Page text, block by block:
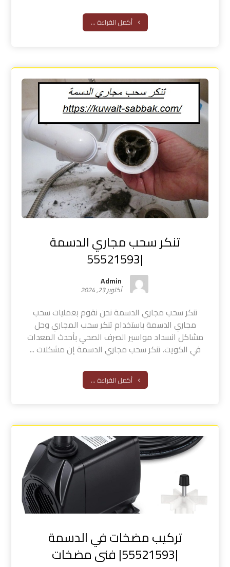
أكمل القراءة ...
تنكر سحب مجاري الدسمة
|55521593
Admin
أكتوبر 23, 2024
تنكر سحب مجاري الدسمة نحن نقوم بعمليات سحب
مجاري الدسمة باستخدام تنكر سحب المجاري وحل
مشاكل انسداد مواسير الصرف الصحي بأحدث المعدات
في الكويت. تنكر سحب مجاري الدسمة إن مشكلات ...
أكمل القراءة ...
تركيب مضخات في الدسمة
|55521593| فنى مضخات